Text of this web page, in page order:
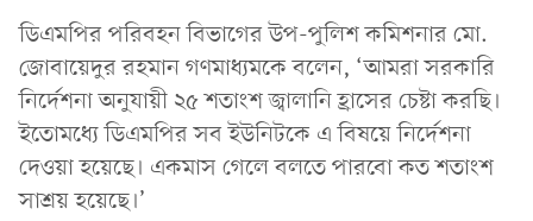
ডিএমপির পরিবহন বিভাগের উপ-পুলিশ কমিশনার মো.
জোবায়েদুর রহমান গণমাধ্যমকে বলেন, ‘আমরা সরকারি
নির্দেশনা অনুযায়ী ২৫ শতাংশ জ্বালানি হ্রাসের চেষ্টা করছি।
ইতোমধ্যে ডিএমপির সব ইউনিটকে এ বিষয়ে নির্দেশনা
দেওয়া হয়েছে। একমাস গেলে বলতে পারবো কত শতাংশ
সাশ্রয় হয়েছে।’